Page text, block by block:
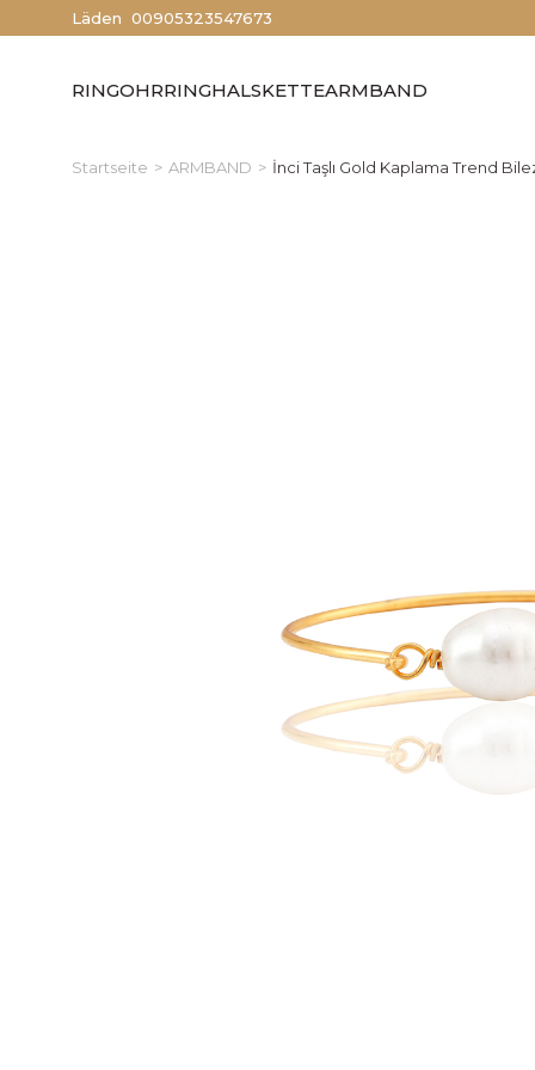
Läden 00905323547673
RINGOHRRINGHALSKETTEARMBAND
Startseite ARMBAND İnci Taşlı Gold Kaplama Trend